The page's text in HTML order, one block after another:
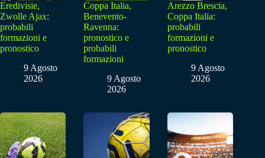
Eredivisie,
Zwolle Ajax:
probabili
formazioni e
pronostico
9 Agosto
2026
Coppa Italia,
Benevento-
Ravenna:
pronostico e
probabili
formazioni
9 Agosto
2026
Arezzo Brescia,
Coppa Italia:
probabili
formazioni e
pronostico
9 Agosto
2026